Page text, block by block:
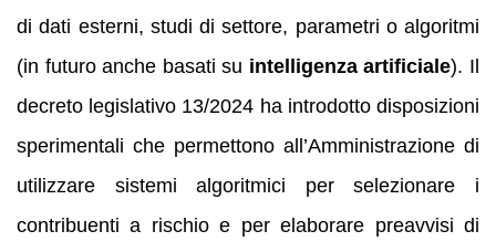
di dati esterni, studi di settore, parametri o algoritmi
(in futuro anche basati su intelligenza artificiale). Il
decreto legislativo 13/2024 ha introdotto disposizioni
sperimentali che permettono all’Amministrazione di
utilizzare sistemi algoritmici per selezionare i
contribuenti a rischio e per elaborare preavvisi di